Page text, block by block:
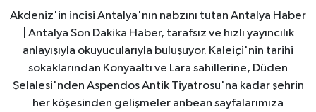
Akdeniz'in incisi Antalya'nın nabzını tutan Antalya Haber
| Antalya Son Dakika Haber, tarafsız ve hızlı yayıncılık
anlayışıyla okuyucularıyla buluşuyor. Kaleiçi'nin tarihi
sokaklarından Konyaaltı ve Lara sahillerine, Düden
Şelalesi'nden Aspendos Antik Tiyatrosu'na kadar şehrin
her köşesinden gelişmeler anbean sayfalarımıza